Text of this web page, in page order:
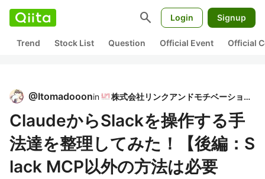
search Login Signup
Trend Stock List Question Official Event Official
@Itomadooonin 株式会社リンクアンドモチベーション
ClaudeからSlackを操作する手
法達を整理してみた！【後編：S
lack MCP以外の方法は必要